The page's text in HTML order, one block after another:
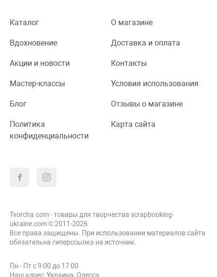
Каталог О магазине
Вдохновение Доставка и оплата
Акции и новости Контакты
Мастер-классы Условия использования
Блог Отзывы о магазине
Политика
конфиденциальности
Карта сайта
Tvorcha.com - товары для творчества scrapbooking-
ukraine.com © 2011-2026
Все права защищены. При использовании материалов сайта
обязательна гиперссылка на источник.
Пн - Пт с 9:00 до 17:00
Наш адрес: Украина, Одесса